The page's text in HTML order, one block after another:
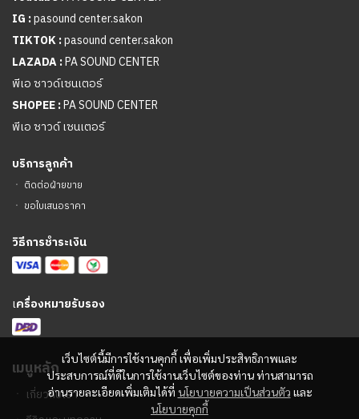
เว็บไซต์นี้มีการใช้งานคุกกี้ เพื่อเพิ่มประสิทธิภาพและ
ประสบการณ์ที่ดีในการใช้งานเว็บไซต์ของท่าน ท่านสามารถ
อ่านรายละเอียดเพิ่มเติมได้ที่ นโยบายความเป็นส่วนตัว และ
นโยบายคุกกี้
IG :pasound center.sakon
TIKTOK :pasound center.sakon
LAZADA :PA SOUND CENTER
พีเอ ซาวด์เซนเตอร์
SHOPEE :PA SOUND CENTER
พีเอ ซาวด์ เซนเตอร์
บริการลูกค้า
ㆍ ติดต่อฝ่ายขาย
ㆍ ขอใบเสนอราคา
วิธีการชำระเงิน
เครื่องหมายรับรอง
เมนูหลัก
ㆍ เกี่ยวกับเรา